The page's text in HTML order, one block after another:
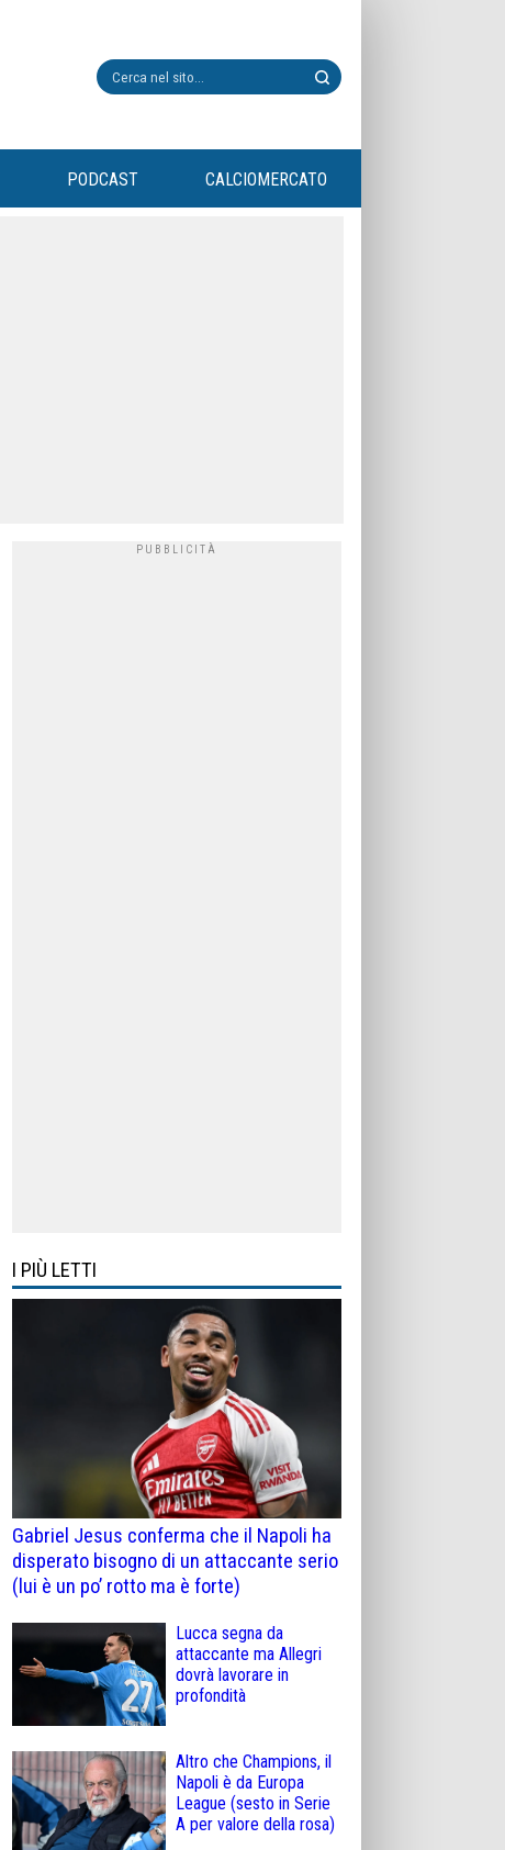
PODCAST CALCIOMERCATO
I PIÙ LETTI
Gabriel Jesus conferma che il Napoli ha
disperato bisogno di un attaccante serio
(lui è un po’ rotto ma è forte)
Lucca segna da
attaccante ma Allegri
dovrà lavorare in
profondità
Altro che Champions, il
Napoli è da Europa
League (sesto in Serie
A per valore della rosa)